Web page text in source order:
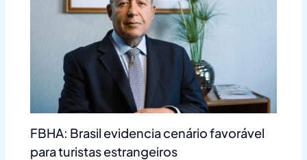
FBHA: Brasil evidencia cenário favorável
para turistas estrangeiros